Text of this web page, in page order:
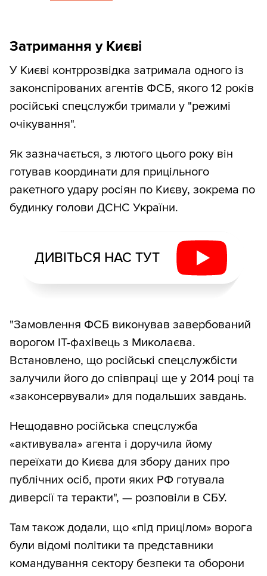
Затримання у Києві
У Києві контррозвідка затримала одного із
законспірованих агентів ФСБ, якого 12 років
російські спецслужби тримали у "режимі
очікування".
Як зазначається, з лютого цього року він
готував координати для прицільного
ракетного удару росіян по Києву, зокрема по
будинку голови ДСНС України.
ДИВІТЬСЯ НАС ТУТ
"Замовлення ФСБ виконував завербований
ворогом ІТ-фахівець з Миколаєва.
Встановлено, що російські спецслужбісти
залучили його до співпраці ще у 2014 році та
«законсервували» для подальших завдань.
Нещодавно російська спецслужба
«активувала» агента і доручила йому
переїхати до Києва для збору даних про
публічних осіб, проти яких РФ готувала
диверсії та теракти", — розповіли в СБУ.
Там також додали, що «під прицілом» ворога
були відомі політики та представники
командування сектору безпеки та оборони